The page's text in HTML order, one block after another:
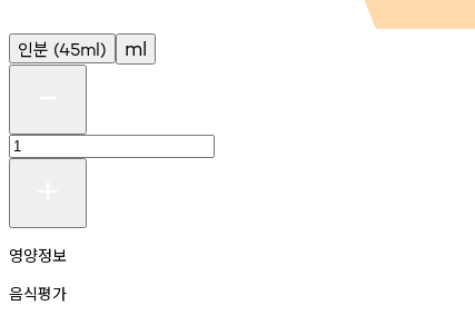
인분 (45ml) ml
영양정보
음식평가